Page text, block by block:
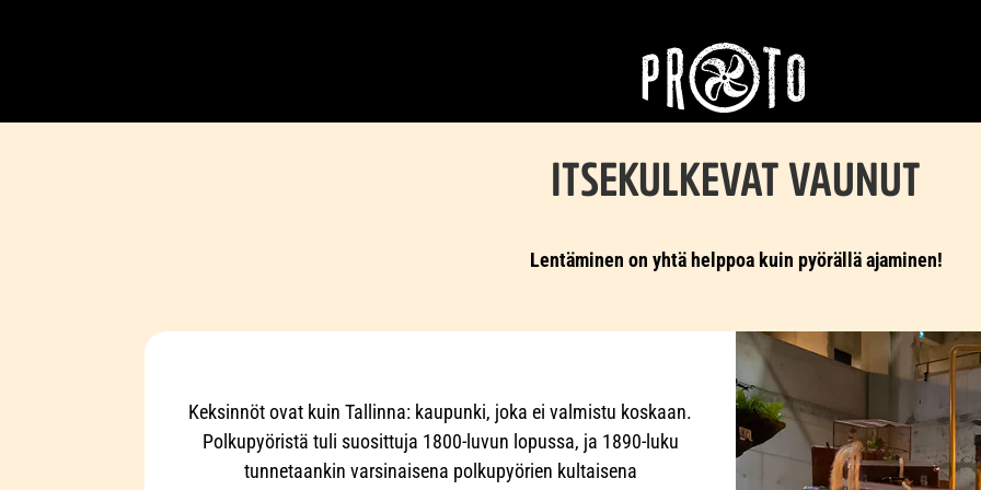
ITSEKULKEVAT VAUNUT
Lentäminen on yhtä helppoa kuin pyörällä ajaminen!
Keksinnöt ovat kuin Tallinna: kaupunki, joka ei valmistu koskaan.
Polkupyöristä tuli suosittuja 1800-luvun lopussa, ja 1890-luku
tunnetaankin varsinaisena polkupyörien kultaisena